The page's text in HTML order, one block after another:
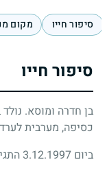
סיפור חייו מקום
סיפור חייו
בן חדרה ומוסא.
כסיפה, מערבית
ביום 3.12.1997 התגייס לצה"ל ושירת בחיל רגלים.